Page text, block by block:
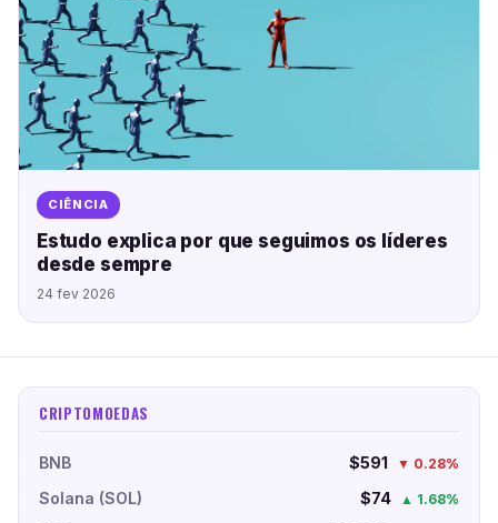
CIÊNCIA
Estudo explica por que seguimos os líderes
desde sempre
24 fev 2026
CRIPTOMOEDAS
BNB $591 ▼ 0.28%
Solana (SOL) $74 ▲ 1.68%